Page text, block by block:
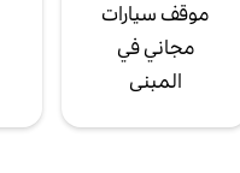
موقف سيارات
مجاني في
المبنى